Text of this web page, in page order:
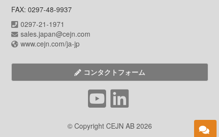
FAX: 0297-48-9937
0297-21-1971
sales.japan@cejn.com
www.cejn.com/ja-jp
コンタクトフォーム
© Copyright CEJN AB 2026